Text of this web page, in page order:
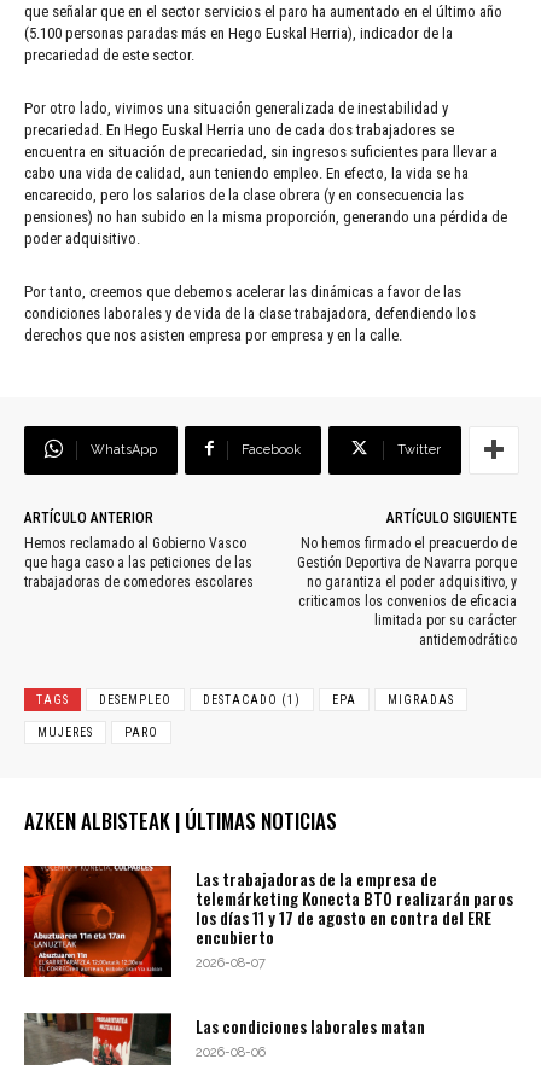
que señalar que en el sector servicios el paro ha aumentado en el último año
(5.100 personas paradas más en Hego Euskal Herria), indicador de la
precariedad de este sector.
Por otro lado, vivimos una situación generalizada de inestabilidad y
precariedad. En Hego Euskal Herria uno de cada dos trabajadores se
encuentra en situación de precariedad, sin ingresos suficientes para llevar a
cabo una vida de calidad, aun teniendo empleo. En efecto, la vida se ha
encarecido, pero los salarios de la clase obrera (y en consecuencia las
pensiones) no han subido en la misma proporción, generando una pérdida de
poder adquisitivo.
Por tanto, creemos que debemos acelerar las dinámicas a favor de las
condiciones laborales y de vida de la clase trabajadora, defendiendo los
derechos que nos asisten empresa por empresa y en la calle.
WhatsApp Facebook Twitter
ARTÍCULO ANTERIOR
Hemos reclamado al Gobierno Vasco
que haga caso a las peticiones de las
trabajadoras de comedores escolares
ARTÍCULO SIGUIENTE
No hemos firmado el preacuerdo de
Gestión Deportiva de Navarra porque
no garantiza el poder adquisitivo, y
criticamos los convenios de eficacia
limitada por su carácter
antidemodrático
TAGS DESEMPLEO DESTACADO (1) EPA MIGRADAS
MUJERES PARO
AZKEN ALBISTEAK | ÚLTIMAS NOTICIAS
Las trabajadoras de la empresa de
telemárketing Konecta BTO realizarán paros
los días 11 y 17 de agosto en contra del ERE
encubierto
2026-08-07
Las condiciones laborales matan
2026-08-06